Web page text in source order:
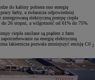
do kabiny pobiera ono energię
farby, a zwłaszcza odpowiedniej
elektryczną pompę ciepła
26 stopni, a wilgotność od 61% do 75%.
ciepła zasilane są prądem z farm
na energię elektryczną
lakiernicza pozwala zmniejszyć emisję C0 2